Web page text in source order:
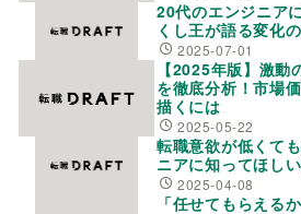
20代のエンジニア
くし王が語る変化
2025-07-01
【2025年版】激
を徹底分析！市場
描くには
2025-05-22
転職意欲が低くて
ニアに知ってほし
2025-04-08
「任せてもらえる